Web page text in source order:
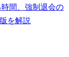
間、強制退会の
を解説